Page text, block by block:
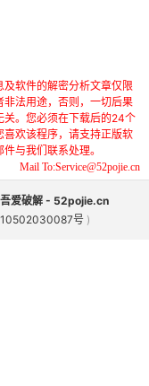
软件的解密分析文章仅限
法用途，否则，一切后果
关。您必须在下载后的24个
欢该程序，请支持正版软
与我们联系处理。
Mail To:Service@52pojie.cn
吾爱破解 - 52pojie.cn
号 )